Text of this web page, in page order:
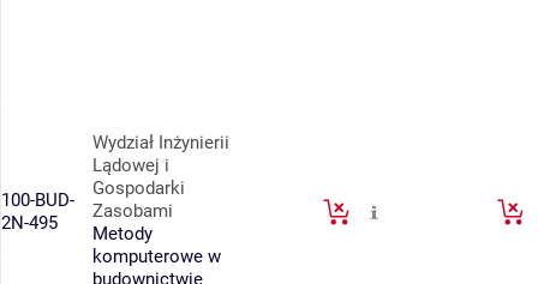
100-BUD-
2N-495
Wydział Inżynierii
Lądowej i
Gospodarki
Zasobami
Metody
komputerowe w
budownictwie